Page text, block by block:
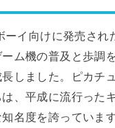
ーイ向けに発売され
ム機の普及と歩調
しました。ピカチ
、平成に流行った
名度を誇っています